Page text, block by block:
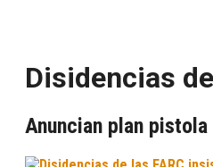
Disidencias
Anuncian plan